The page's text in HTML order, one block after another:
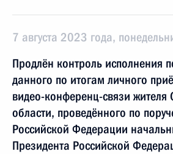
7 августа 2023 года,
Продлён контроль исполнения
данного по итогам личного
видео-конференц-связи жителя
области, проведённого по
Российской Федерации
Президента Российской